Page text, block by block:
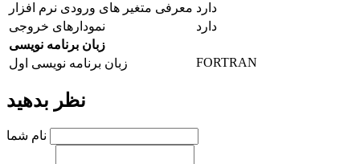
معرفی متغیر های ورودی نرم افزار دارد
نمودارهای خروجی
دارد
زبان برنامه نویسی
زبان برنامه نویسی اول
FORTRAN
نظر بدهید
نام شما